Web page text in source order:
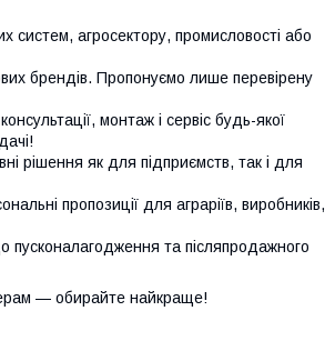
систем, агросектору, промисловості або
брендів. Пропонуємо лише перевірену
монтаж і сервіс будь-якої
рішення як для підприємств, так і для
пропозиції для аграріїв, виробників,
та післяпродажного
— обирайте найкраще!